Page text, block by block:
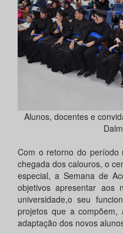
Alunos, docentes e
Com o retorno do
chegada dos calouros, o
especial, a Semana de
objetivos apresentar aos
universidade,o seu
projetos que a
adaptação dos novos